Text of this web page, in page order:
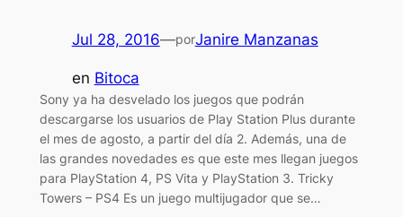
Jul 28, 2016—porJanire Manzanas
en Bitoca
Sony ya ha desvelado los juegos que podrán
descargarse los usuarios de Play Station Plus durante
el mes de agosto, a partir del día 2. Además, una de
las grandes novedades es que este mes llegan juegos
para PlayStation 4, PS Vita y PlayStation 3. Tricky
Towers – PS4 Es un juego multijugador que se…